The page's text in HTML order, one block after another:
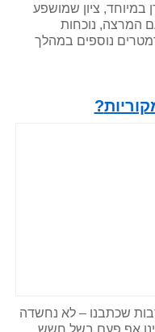
ציון שמושפע
המרצה, נוכחות
נוספים במהלך
?
שכתבנו – לא נחשדה
אף פעם בשל חשש